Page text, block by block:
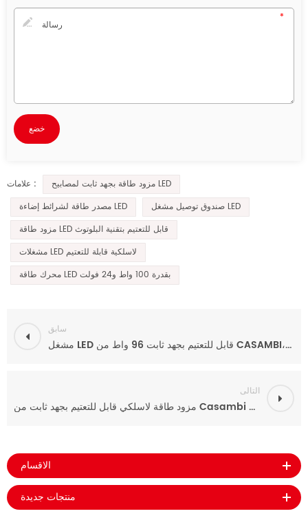
علامات :
مزود طاقة بجهد ثابت لمصابيح LED
مصدر طاقة لشرائط إضاءة LED
صندوق توصيل مشغل LED
مزود طاقة LED قابل للتعتيم بتقنية البلوتوث
مشغلات LED لاسلكية قابلة للتعتيم
محرك طاقة LED بقدرة 100 واط و24 فولت
سابق
مشغل LED قابل للتعتيم بجهد ثابت 96 واط من CASAMBI، يعمل بجهد 24 فولت/48 فولت، مزود بصندوق توصيل.
التالى
مزود طاقة لاسلكي قابل للتعتيم بجهد ثابت من Casambi بقدرة 60 واط و12 فولت، معتمد من UL، مزود بصندوق توصيل
الاقسام
منتجات جديدة